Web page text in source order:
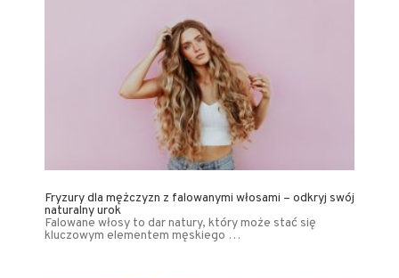
Fryzury dla mężczyzn z falowanymi włosami – odkryj swój
naturalny urok
Falowane włosy to dar natury, który może stać się
kluczowym elementem męskiego …